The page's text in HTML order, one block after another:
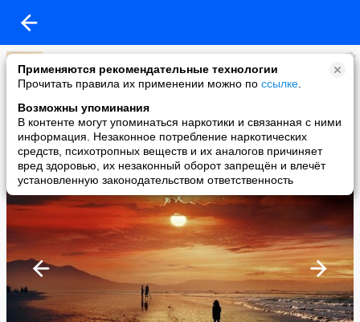
Применяются рекомендательные технологии
Прочитать правила их применении можно по ссылке
Возможны упоминания
В контенте могут упоминаться наркотики и связанная с ними
информация. Незаконное потребление наркотических
средств, психотропных веществ и их аналогов причиняет
вред здоровью, их незаконный оборот запрещён и влечёт
установленную законодательством ответственность
Путешествия по России
added a photo
15 May в 14:02